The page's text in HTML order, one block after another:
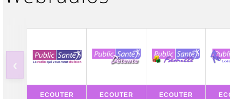
‹
ECOUTER ECOUTER ECOUTER